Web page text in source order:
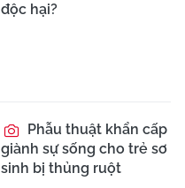
độc hại?
Phẫu thuật khẩn cấp
giành sự sống cho trẻ sơ
sinh bị thủng ruột